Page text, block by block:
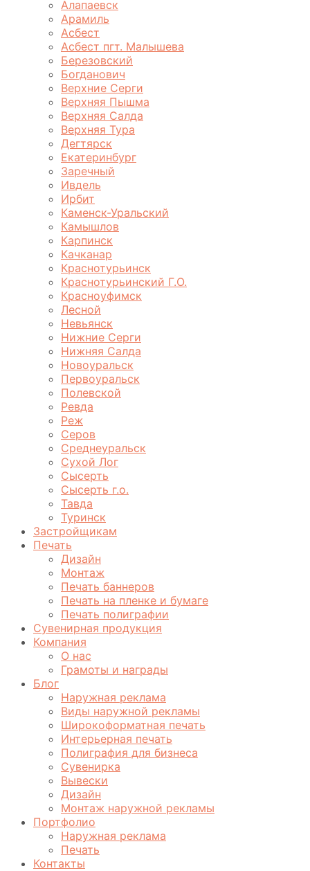
Алапаевск
Арамиль
Асбест
Асбест пгт. Малышева
Березовский
Богданович
Верхние Серги
Верхняя Пышма
Верхняя Салда
Верхняя Тура
Дегтярск
Екатеринбург
Заречный
Ивдель
Ирбит
Каменск-Уральский
Камышлов
Карпинск
Качканар
Краснотурьинск
Краснотурьинский Г.О.
Красноуфимск
Лесной
Невьянск
Нижние Серги
Нижняя Салда
Новоуральск
Первоуральск
Полевской
Ревда
Реж
Серов
Среднеуральск
Сухой Лог
Сысерть
Сысерть г.о.
Тавда
Туринск
Застройщикам
Печать
Дизайн
Монтаж
Печать баннеров
Печать на пленке и бумаге
Печать полиграфии
Сувенирная продукция
Компания
О нас
Грамоты и награды
Блог
Наружная реклама
Виды наружной рекламы
Широкоформатная печать
Интерьерная печать
Полиграфия для бизнеса
Сувенирка
Вывески
Дизайн
Монтаж наружной рекламы
Портфолио
Наружная реклама
Печать
Контакты